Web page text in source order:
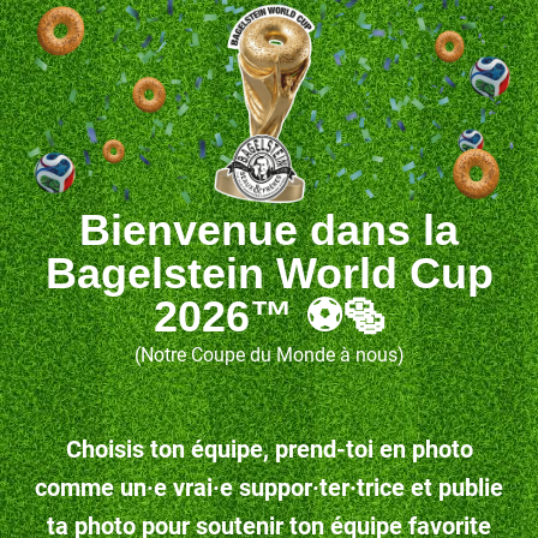
Bienvenue dans la
Bagelstein World Cup
2026™ ⚽🥯
(Notre Coupe du Monde à nous)
Choisis ton équipe, prend-toi en photo
comme un·e vrai·e suppor·ter·trice et publie
ta photo pour soutenir ton équipe favorite